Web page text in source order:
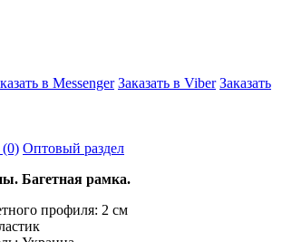
в Messenger Заказать в Viber Заказать
Оптовый раздел
Багетная рамка.
профиля: 2 см